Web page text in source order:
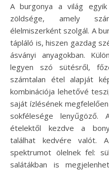
A burgonya a világ egyik legnépszerűbb és sokoldalú
zöldsége, amely
élelmiszerként szolgál. A
tápláló is, hiszen gazdag
ásványi anyagokban.
legyen szó sütésről,
számtalan étel alapját
kombinációja lehetővé
saját ízlésének
sokfélesége lenyűgöző.
ételektől kezdve a
találhat kedvére valót.
spektrumot ölelnek fel:
salátákban is